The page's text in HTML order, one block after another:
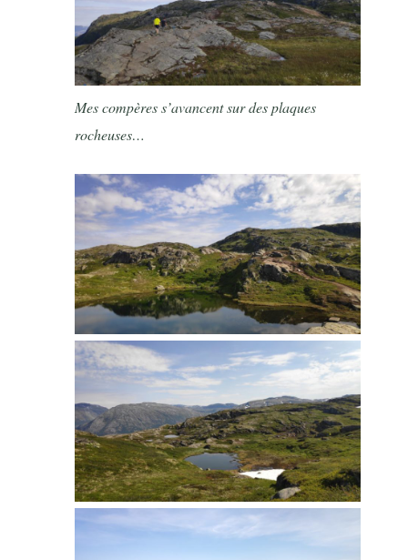
Mes compères s’avancent sur des plaques
rocheuses…